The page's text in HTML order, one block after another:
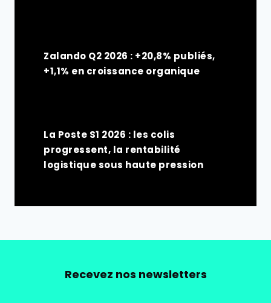
Zalando Q2 2026 : +20,8% publiés,
+1,1% en croissance organique
La Poste S1 2026 : les colis
progressent, la rentabilité
logistique sous haute pression
Recevez nos newsletters